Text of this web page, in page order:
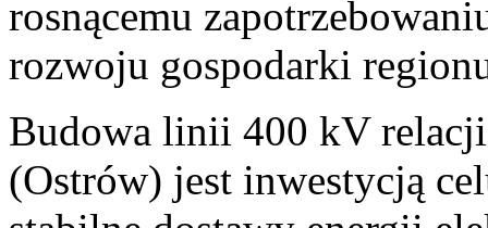
rosnącemu
rozwoju gospodarki
Budowa linii 400 kV
(Ostrów) jest inwestycją